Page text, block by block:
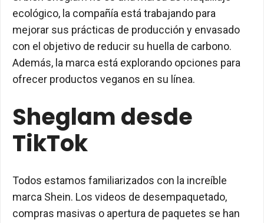
ecológico, la compañía está trabajando para
mejorar sus prácticas de producción y envasado
con el objetivo de reducir su huella de carbono.
Además, la marca está explorando opciones para
ofrecer productos veganos en su línea.
Sheglam desde
TikTok
Todos estamos familiarizados con la increíble
marca Shein. Los videos de desempaquetado,
compras masivas o apertura de paquetes se han